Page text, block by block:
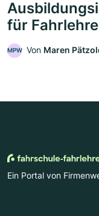
für
MPW Von Maren
Ein Portal von